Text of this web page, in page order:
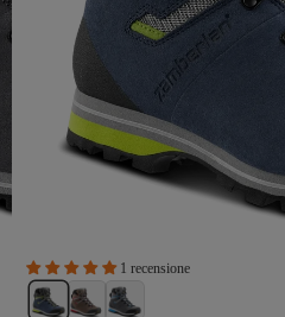
1 recensione